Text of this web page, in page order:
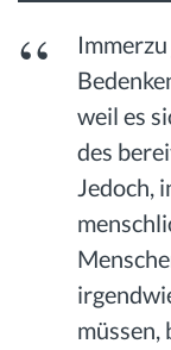
weil es
des
Jedoch,
müssen,